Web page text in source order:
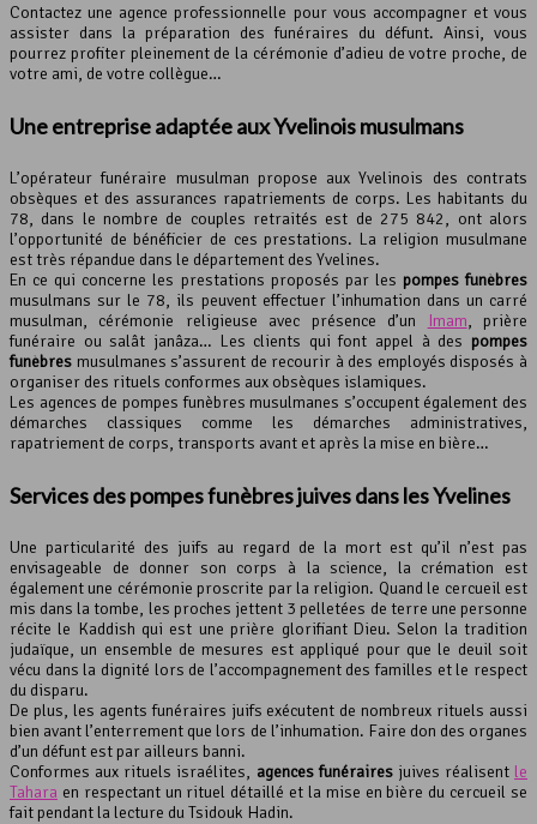
Contactez une agence professionnelle pour vous accompagner et vous
assister dans la préparation des funéraires du défunt. Ainsi, vous
pourrez profiter pleinement de la cérémonie d’adieu de votre proche, de
votre ami, de votre collègue…
Une entreprise adaptée aux Yvelinois musulmans
L’opérateur funéraire musulman propose aux Yvelinois des contrats
obsèques et des assurances rapatriements de corps. Les habitants du
78, dans le nombre de couples retraités est de 275 842, ont alors
l’opportunité de bénéficier de ces prestations. La religion musulmane
est très répandue dans le département des Yvelines.
En ce qui concerne les prestations proposés par les pompes funèbres
musulmans sur le 78, ils peuvent effectuer l’inhumation dans un carré
musulman, cérémonie religieuse avec présence d’un
Imam, prière
funéraire ou salât janâza… Les clients qui font appel à des pompes
funèbres musulmanes s’assurent de recourir à des employés disposés à
organiser des rituels conformes aux obsèques islamiques.
Les agences de pompes funèbres musulmanes s’occupent également des
démarches classiques comme les démarches administratives,
rapatriement de corps, transports avant et après la mise en bière…
Services des pompes funèbres juives dans les Yvelines
Une particularité des juifs au regard de la mort est qu’il n’est pas
envisageable de donner son corps à la science, la crémation est
également une cérémonie proscrite par la religion. Quand le cercueil est
mis dans la tombe, les proches jettent 3 pelletées de terre une personne
récite le Kaddish qui est une prière glorifiant Dieu. Selon la tradition
judaïque, un ensemble de mesures est appliqué pour que le deuil soit
vécu dans la dignité lors de l’accompagnement des familles et le respect
du disparu.
De plus, les agents funéraires juifs exécutent de nombreux rituels aussi
bien avant l’enterrement que lors de l’inhumation. Faire don des organes
d’un défunt est par ailleurs banni.
Conformes aux rituels israélites, agences funérairesjuives réalisent le
Tahara en respectant un rituel détaillé et la mise en bière du cercueil se
fait pendant la lecture du Tsidouk Hadin.